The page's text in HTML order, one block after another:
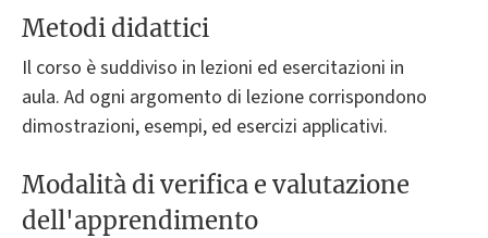
Metodi didattici
Il corso è suddiviso in lezioni ed esercitazioni in
aula. Ad ogni argomento di lezione corrispondono
dimostrazioni, esempi, ed esercizi applicativi.
Modalità di verifica e valutazione
dell'apprendimento